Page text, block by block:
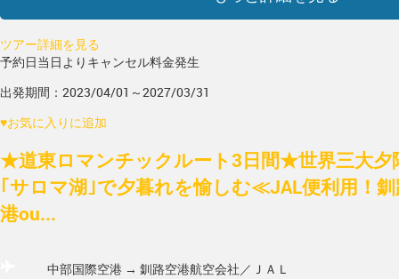
ツアー詳細を見る
予約日当日よりキャンセル料金発生
出発期間：2023/04/01～2027/03/31
♥お気に入りに追加
★道東ロマンチックルート3日間★世界三大夕
｢サロマ湖｣で夕暮れを愉しむ≪JAL便利用！
港ou...
中部国際空港 → 釧路空港航空会社／ＪＡＬ